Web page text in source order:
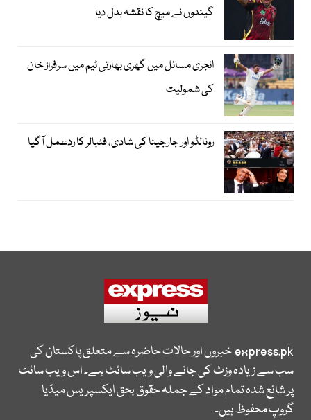
گیندوں نے میچ کا نقشہ بدل دیا
انجری مسائل میں گھری بھارتی ٹیم میں سرفراز خان
کی شمولیت
رونالڈو اور جارجینا کی شادی، فٹبالر کا ردعمل آگیا
express.pkخبروں اور حالات حاضرہ سے متعلق پاکستان کی
سب سے زیادہ وزٹ کی جانے والی ویب سائٹ ہے۔ اس ویب سائٹ
پر شائع شدہ تمام مواد کے جملہ حقوق بحق ایکسپریس میڈیا
گروپ محفوظ ہیں۔